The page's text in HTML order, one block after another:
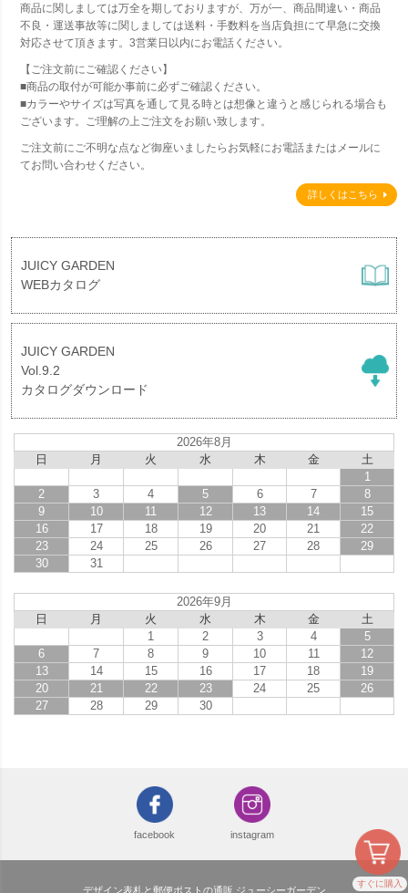
すぐに購入
商品に関しましては万全を期しておりますが、万が一、商品間違い・商品
不良・運送事故等に関しましては送料・手数料を当店負担にて早急に交換
対応させて頂きます。3営業日以内にお電話ください。
【ご注文前にご確認ください】
■商品の取付が可能か事前に必ずご確認ください。
■カラーやサイズは写真を通して見る時とは想像と違うと感じられる場合も
ございます。ご理解の上ご注文をお願い致します。
ご注文前にご不明な点など御座いましたらお気軽にお電話またはメールに
てお問い合わせください。
詳しくはこちら
JUICY GARDEN
WEBカタログ
JUICY GARDEN
Vol.9.2
カタログダウンロード
2026年8月
日
月 火 水 木 金
土
1
2
3 4 5 6 7
8
9
10 11 12 13 14
15
16
17 18 19 20 21
22
23
24 25 26 27 28
29
30
31
2026年9月
日
月 火 水 木 金
土
1
2 3 4
5
6
7 8 9 10 11
12
13
14 15 16 17 18
19
20
21 22 23 24 25
26
27
28 29 30
facebook instagram
デザイン表札と郵便ポストの通販 ジューシーガーデン